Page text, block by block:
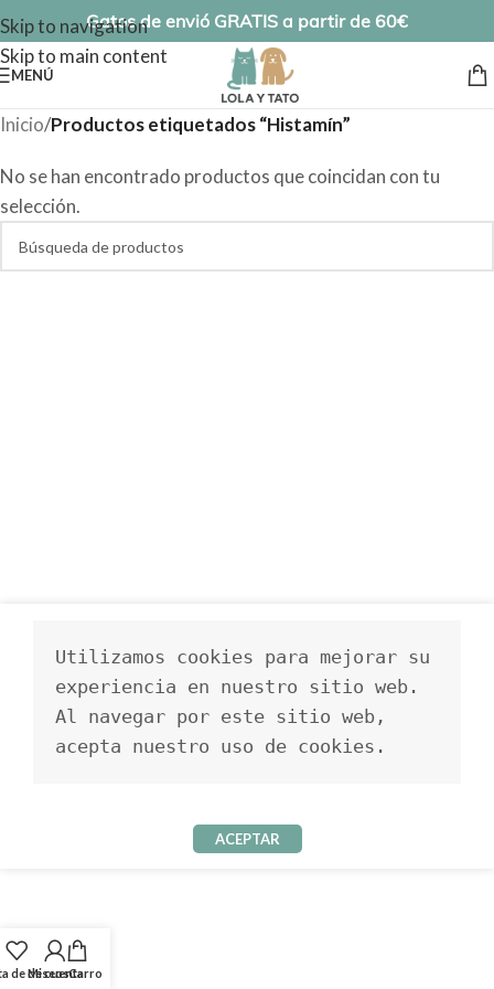
Skip to navigation
Skip to main content
Gatos de envió GRATIS a partir de 60€
MENÚ
Inicio/Productos etiquetados “Histamín”
No se han encontrado productos que coincidan con tu
selección.
de deseos
Mi cuentaCarro
Utilizamos cookies para mejorar su
experiencia en nuestro sitio web.
Al navegar por este sitio web,
acepta nuestro uso de cookies.
ACEPTAR